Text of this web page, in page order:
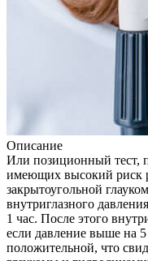
Описание
Или позиционный тест,
имеющих высокий риск
закрытоугольной
внутриглазного
1 час. После этого
если давление выше на
положительной, что